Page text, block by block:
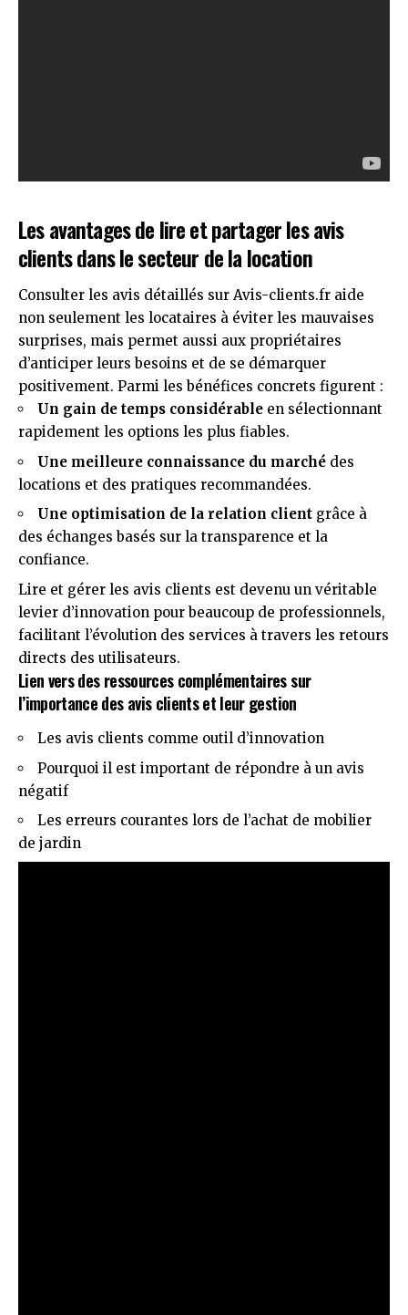
Les avantages de lire et partager les avis
clients dans le secteur de la location
Consulter les avis détaillés sur Avis-clients.fr aide
non seulement les locataires à éviter les mauvaises
surprises, mais permet aussi aux propriétaires
d’anticiper leurs besoins et de se démarquer
positivement. Parmi les bénéfices concrets figurent :
Un gain de temps considérable en sélectionnant
rapidement les options les plus fiables.
Une meilleure connaissance du marché des
locations et des pratiques recommandées.
Une optimisation de la relation client grâce à
des échanges basés sur la transparence et la
confiance.
Lire et gérer les avis clients est devenu un véritable
levier d’innovation pour beaucoup de professionnels,
facilitant l’évolution des services à travers les retours
directs des utilisateurs.
Lien vers des ressources complémentaires sur
l’importance des avis clients et leur gestion
Les avis clients comme outil d’innovation
Pourquoi il est important de répondre à un avis
négatif
Les erreurs courantes lors de l’achat de mobilier
de jardin